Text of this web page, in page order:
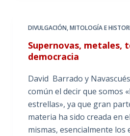
DIVULGACIÓN,MITOLOGÍA E
Supernovas, metales,
democracia
David Barrado y
común el decir que somos
estrellas», ya que gran
materia ha sido creada en
mismas, esencialmente los